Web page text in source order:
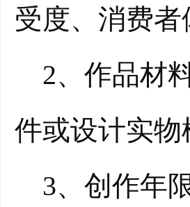
受度、消费
2、作品材
件或设计实
3、创作年